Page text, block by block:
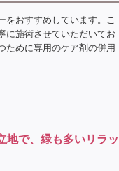
をおすすめしています。こ
に施術させていただいてお
ために専用のケア剤の併用
地で、緑も多いリラッ